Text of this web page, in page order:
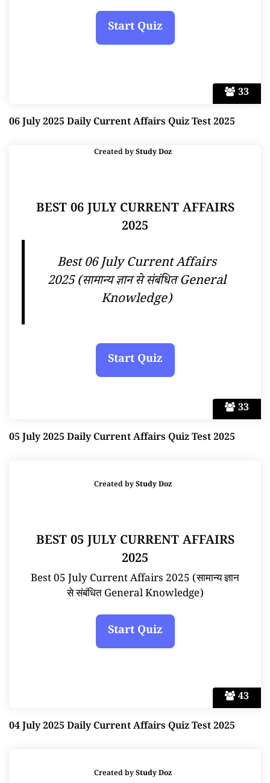
33
06 July 2025 Daily Current Affairs Quiz Test 2025
33
Created byStudy Doz
BEST 06 JULY CURRENT AFFAIRS
2025
Best 06 July Current Affairs
2025 (सामान्य ज्ञान से संबंधित General
Knowledge)
05 July 2025 Daily Current Affairs Quiz Test 2025
43
Created byStudy Doz
BEST 05 JULY CURRENT AFFAIRS
2025
Best 05 July Current Affairs 2025 (सामान्य ज्ञान
से संबंधित General Knowledge)
04 July 2025 Daily Current Affairs Quiz Test 2025
Created byStudy Doz